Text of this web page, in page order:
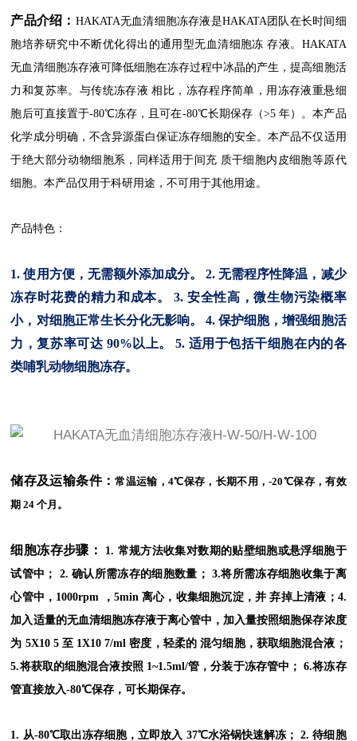
产品介绍： HAKATA无血清细胞冻存液是HAKATA团队在长时间细
胞培养研究中不断优化得出的通用型无血清细胞冻存液。HAKATA
无血清细胞冻存液可降低细胞在冻存过程中冰晶的产生，提高细胞活
力和复苏率。与传统冻存液相比，冻存程序简单，用冻存液重悬细
胞后可直接置于-80℃冻存，且可在-80℃长期保存（>5 年）。本产品
化学成分明确，不含异源蛋白保证冻存细胞的安全。本产品不仅适用
于绝大部分动物细胞系，同样适用于间充 质干细胞内皮细胞等原代
细胞。本产品仅用于科研用途，不可用于其他用途。
产品特色：
1.使用方便，无需额外添加成分。2.无需程序性降温，减少
冻存时花费的精力和成本。3.安全性高，微生物污染概率
小，对细胞正常生长分化无影响。4.保护细胞，增强细胞活
力，复苏率可达 90% 以上。5. 适用于包括干细胞在内的各
类哺乳动物细胞冻存。
储存及运输条件：常温运输，4℃保存，长期不用，-20℃保存，有效
期 24 个月。
细胞冻存步骤：
1. 常规方法收集对数期的贴壁细胞或悬浮细胞于
试管中； 2. 确认所需冻存的细胞数量； 3.将所需冻存细胞收集于离
心管中，1000rpm ，5min 离心，收集细胞沉淀，并 弃掉上清液； 4.
加入适量的无血清细胞冻存液于离心管中，加入量按照细胞保存浓度
为 5X10 5 至 1X10 7/ml 密度，轻柔的混匀细胞，获取细胞混合液；
5.将获取的细胞混合液按照 1~1.5ml/管，分装于冻存管中；6.将冻存
管直接放入-80℃保存，可长期保存。
1. 从-80℃取出冻存细胞，立即放入 37℃水浴锅快速解冻；2. 待细胞